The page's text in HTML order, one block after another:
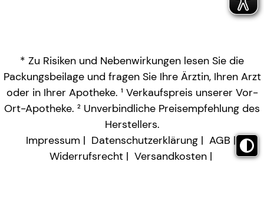
* Zu Risiken und Nebenwirkungen lesen Sie die
Packungsbeilage und fragen Sie Ihre Ärztin, Ihren Arzt
oder in Ihrer Apotheke. ¹ Verkaufspreis unserer Vor-
Ort-Apotheke. ² Unverbindliche Preisempfehlung des
Herstellers.
Impressum
Datenschutzerklärung
AGB
Widerrufsrecht
Versandkosten